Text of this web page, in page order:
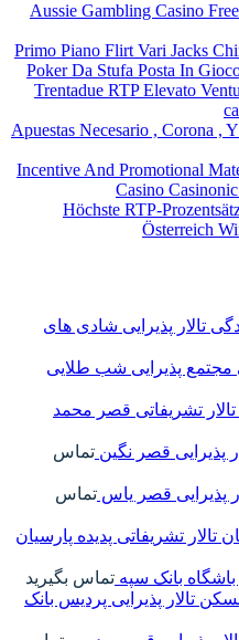
Aussie Gambling Casino
Primo Piano Flirt Vari Jacks
Poker Da Stufa Posta In
Trentadue RTP Elevato
Apuestas Necesario , Corona ,
Incentive And Promotional
Casino
Höchste RTP-
Österreich
تالار پذیرایی شادی های
مجتمع پذیرایی شب طلایی
تالار تشریفاتی قصر محمد
پذیرایی قصر نگین تماس
پذیرایی قصر یاس تماس
تالار تشریفاتی پدیده پارسیان
باشگاه بانک سپه تماس بگیرید
تالار پذیرایی پردیس بانک